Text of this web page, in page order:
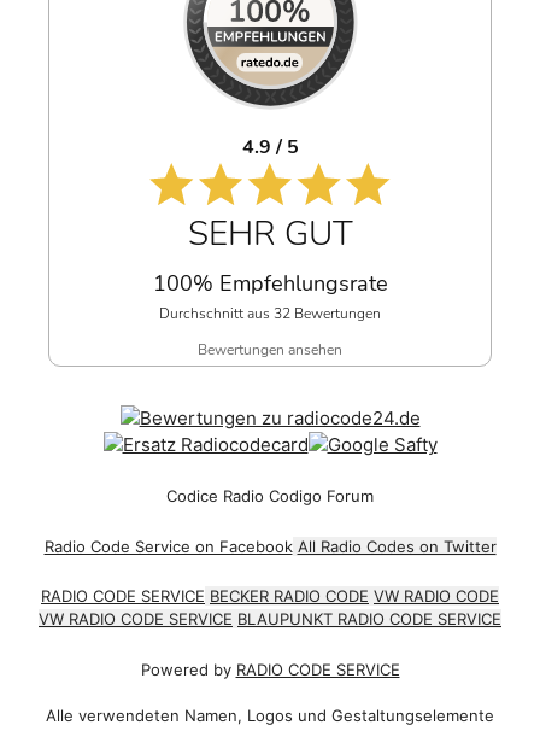
4.9 / 5
SEHR GUT
100% Empfehlungsrate
Durchschnitt aus 32 Bewertungen
Bewertungen ansehen
Codice Radio Codigo Forum
Radio Code Service on Facebook All Radio Codes on Twitter
RADIO CODE SERVICE BECKER RADIO CODE VW RADIO CODE
VW RADIO CODE SERVICE BLAUPUNKT RADIO CODE SERVICE
Powered by RADIO CODE SERVICE
Alle verwendeten Namen, Logos und Gestaltungselemente